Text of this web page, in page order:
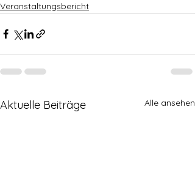
Veranstaltungsbericht
Aktuelle Beiträge Alle ansehen